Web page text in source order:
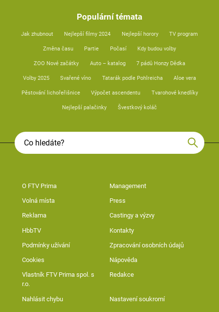
Populární témata
Jak zhubnout Nejlepší filmy 2024 Nejlepší horory TV program
Změna času Partie Počasí Kdy budou volby
ZOO Nové začátky Auto – katalog 7 pádů Honzy Dědka
Volby 2025 Svařené víno Tatarák podle Pohlreicha Aloe vera
Pěstování lichořeřišnice Výpočet ascendentu Tvarohové knedlíky
Nejlepší palačinky Švestkový koláč
O FTV Prima Management
Volná místa Press
Reklama Castingy a výzvy
HbbTV Kontakty
Podmínky užívání Zpracování osobních údajů
Cookies Nápověda
Vlastník FTV Prima spol. s
r.o.
Redakce
Nahlásit chybu Nastavení soukromí